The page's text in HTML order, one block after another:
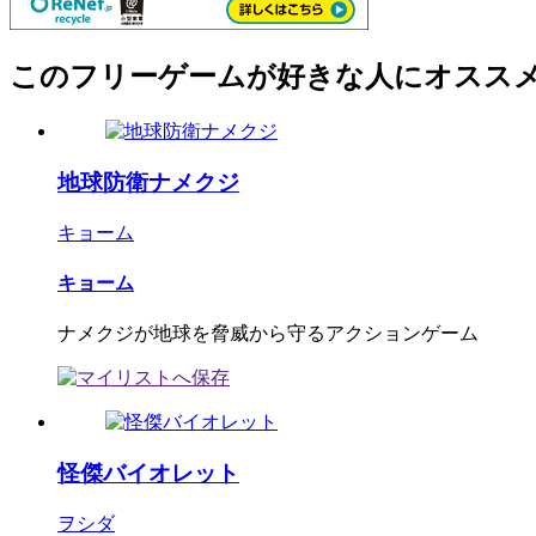
このフリーゲームが好きな人にオスス
地球防衛ナメクジ
キョーム
キョーム
ナメクジが地球を脅威から守るアクションゲーム
怪傑バイオレット
ヲシダ